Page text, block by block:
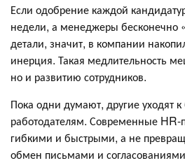
Если одобрение каждой
недели, а менеджеры бесконечно
детали, значит, в компании
инерция. Такая медлительность
но и развитию сотрудников.
Пока одни думают, другие уходят
работодателям. Современные
гибкими и быстрыми, а не
обмен письмами и